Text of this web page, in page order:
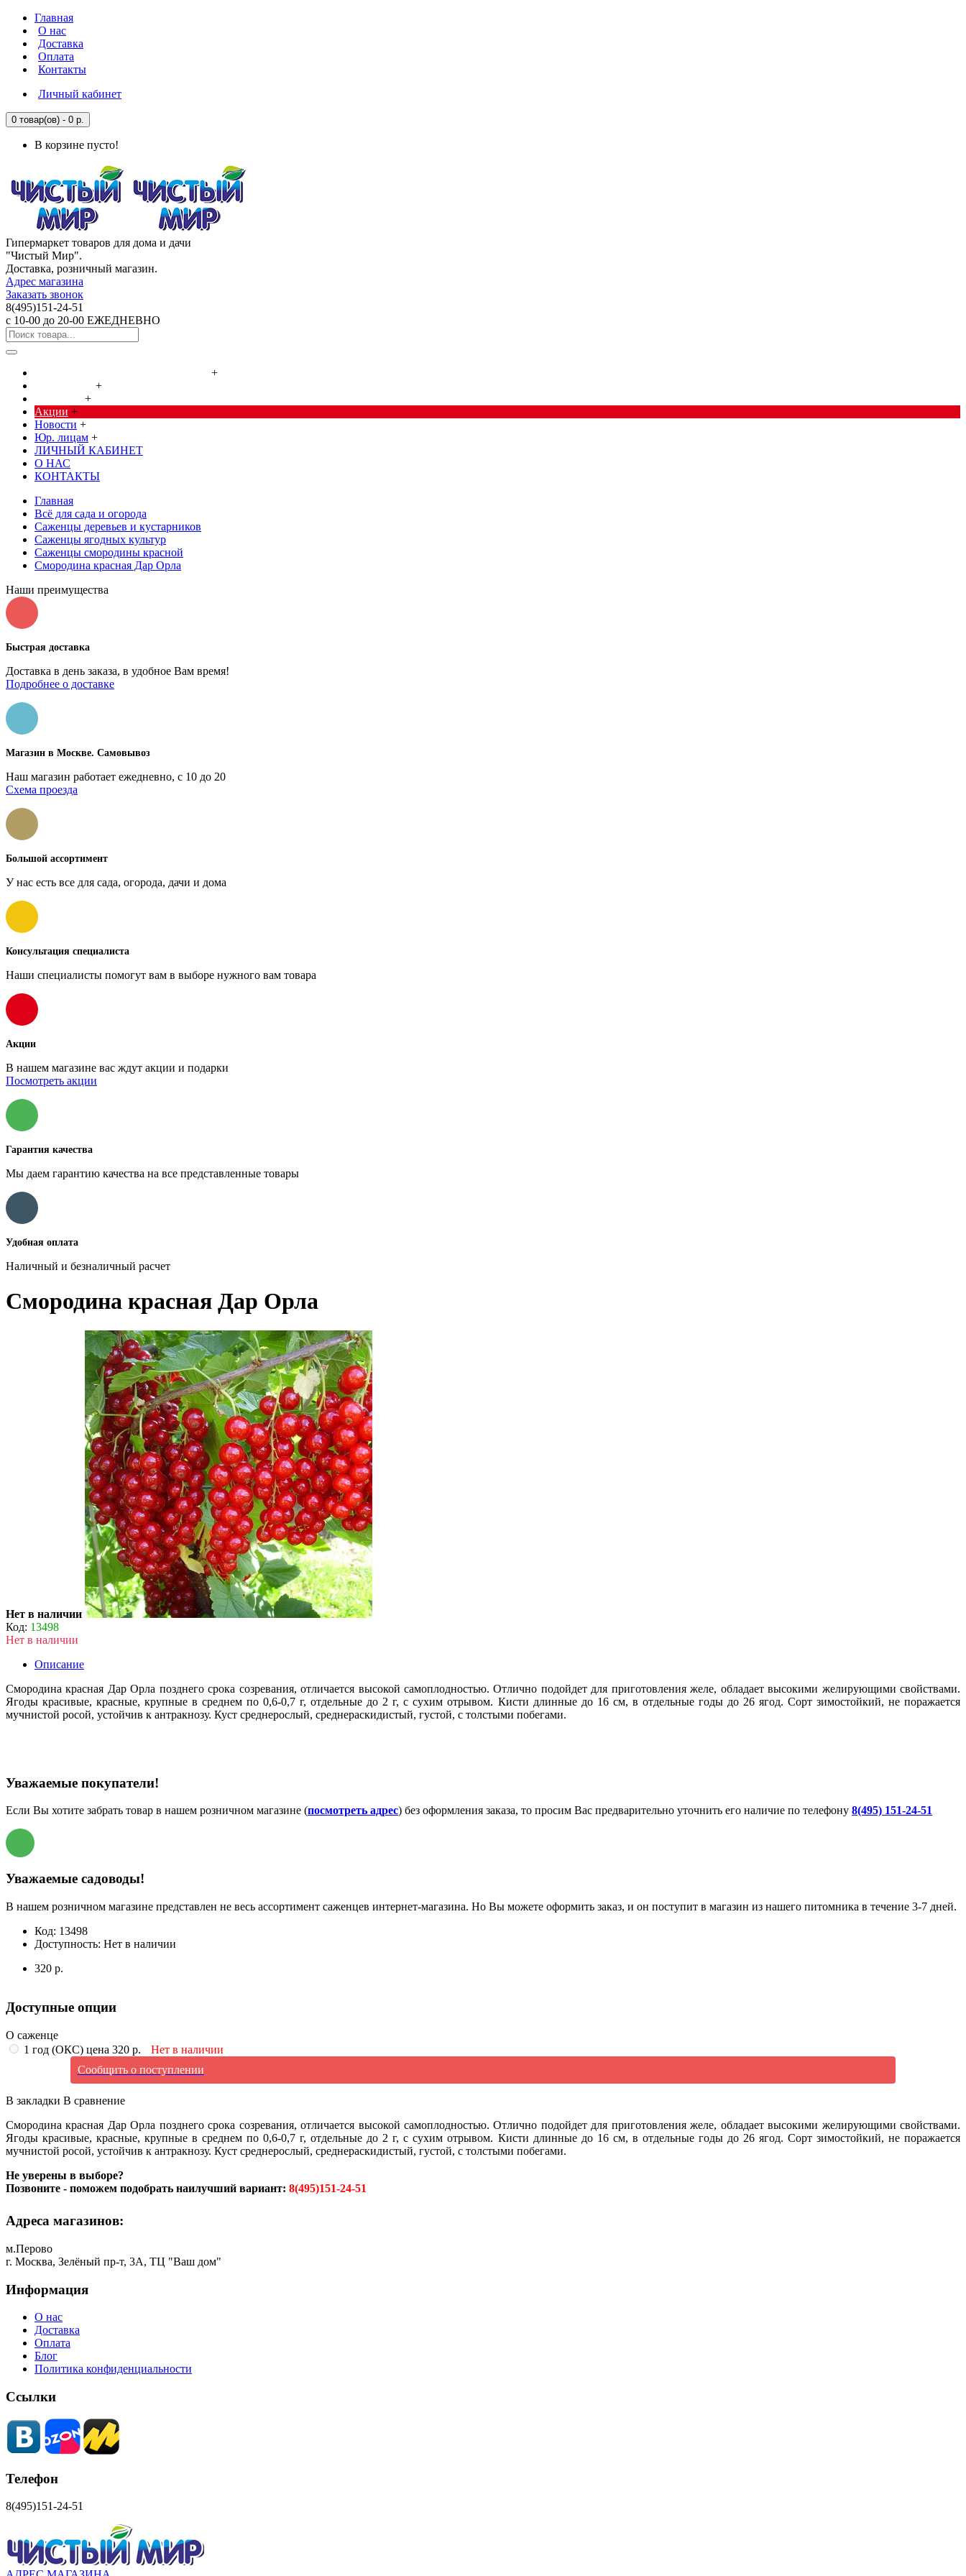
Главная
О нас
Доставка
Оплата
Контакты
Личный кабинет
0 товар(ов) - 0 р.
В корзине пусто!
Гипермаркет товаров для дома и дачи
"Чистый Мир".
Доставка, розничный магазин.
Адрес магазина
Заказать звонок
8(495)151-24-51
с 10-00 до 20-00 ЕЖЕДНЕВНО
+
+
+
Акции +
Новости +
Юр. лицам +
ЛИЧНЫЙ КАБИНЕТ
О НАС
КОНТАКТЫ
Главная
Всё для сада и огорода
Саженцы деревьев и кустарников
Саженцы ягодных культур
Саженцы смородины красной
Смородина красная Дар Орла
Наши преимущества
Быстрая доставка
Доставка в день заказа, в удобное Вам время!
Подробнее о доставке
Магазин в Москве. Самовывоз
Наш магазин работает ежедневно, с 10 до 20
Схема проезда
Большой ассортимент
У нас есть все для сада, огорода, дачи и дома
Консультация специалиста
Наши специалисты помогут вам в выборе нужного вам товара
Акции
В нашем магазине вас ждут акции и подарки
Посмотреть акции
Гарантия качества
Мы даем гарантию качества на все представленные товары
Удобная оплата
Наличный и безналичный расчет
Смородина красная Дар Орла
Нет в наличии
Код: 13498
Нет в наличии
Описание
Смородина красная Дар Орла позднего срока созревания, отличается высокой самоплодностью. Отлично подойдет для приготовления желе, обладает высокими желирующими свойствами.
Ягоды красивые, красные, крупные в среднем по 0,6-0,7 г, отдельные до 2 г, с сухим отрывом. Кисти длинные до 16 см, в отдельные годы до 26 ягод. Сорт зимостойкий, не поражается
мучнистой росой, устойчив к антракнозу. Куст среднерослый, среднераскидистый, густой, с толстыми побегами.
Уважаемые покупатели!
Если Вы хотите забрать товар в нашем розничном магазине (посмотреть адрес) без оформления заказа, то просим Вас предварительно уточнить его наличие по телефону 8(495) 151-24-51
Уважаемые садоводы!
В нашем розничном магазине представлен не весь ассортимент саженцев интернет-магазина. Но Вы можете оформить заказ, и он поступит в магазин из нашего питомника в течение 3-7 дней.
Код: 13498
Доступность: Нет в наличии
320 р.
Доступные опции
О саженце
1 год (ОКС) цена 320 р.
Нет в наличии
Сообщить о поступлении
В закладки В сравнение
Смородина красная Дар Орла позднего срока созревания, отличается высокой самоплодностью. Отлично подойдет для приготовления желе, обладает высокими желирующими свойствами.
Ягоды красивые, красные, крупные в среднем по 0,6-0,7 г, отдельные до 2 г, с сухим отрывом. Кисти длинные до 16 см, в отдельные годы до 26 ягод. Сорт зимостойкий, не поражается
мучнистой росой, устойчив к антракнозу. Куст среднерослый, среднераскидистый, густой, с толстыми побегами.
Не уверены в выборе?
Позвоните - поможем подобрать наилучший вариант: 8(495)151-24-51
Адреса магазинов:
м.Перово
г. Москва, Зелёный пр-т, 3А, ТЦ "Ваш дом"
Информация
О нас
Доставка
Оплата
Блог
Политика конфиденциальности
Ссылки
Телефон
8(495)151-24-51